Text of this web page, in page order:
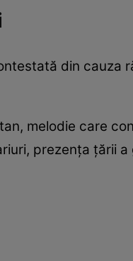
din cauza
melodie care
prezența țării a